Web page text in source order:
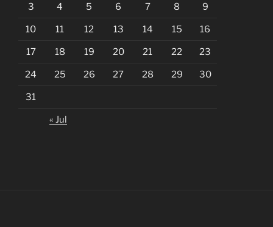
3 4 5 6 7 8 9
10 11 12 13 14 15 16
17 18 19 20 21 22 23
24 25 26 27 28 29 30
31
« Jul